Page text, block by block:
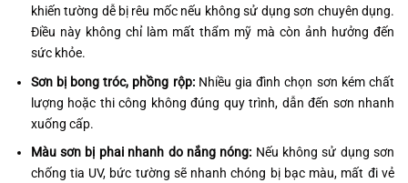
khiến tường dễ bị rêu mốc nếu không sử dụng sơn chuyên dụng.
Điều này không chỉ làm mất thẩm mỹ mà còn ảnh hưởng đến
sức khỏe.
Sơn bị bong tróc, phồng rộp:Nhiều gia đình chọn sơn kém chất
lượng hoặc thi công không đúng quy trình, dẫn đến sơn nhanh
xuống cấp.
Màu sơn bị phai nhanh do nắng nóng: Nếu không sử dụng sơn
chống tia UV, bức tường sẽ nhanh chóng bị bạc màu, mất đi vẻ